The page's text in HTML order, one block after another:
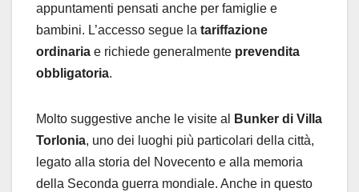
appuntamenti pensati anche per famiglie e
bambini. L’accesso segue la tariffazione
ordinaria e richiede generalmente prevendita
obbligatoria.
Molto suggestive anche le visite al
Bunker di Villa
Torlonia, uno dei luoghi più particolari della città,
legato alla storia del Novecento e alla memoria
della Seconda guerra mondiale. Anche in questo